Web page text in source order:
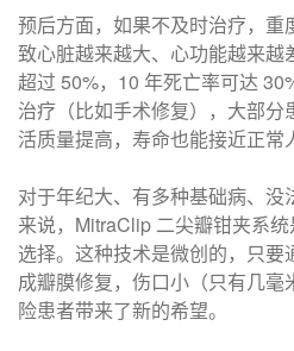
预后方面，如果不及时治疗，重
致心脏越来越大、心功能越来
超过 50%，10 年死亡率可达
治疗（比如手术修复），大部
活质量提高，寿命也能接近正常
对于年纪大、有多种基础病、
来说，MitraClip 二尖瓣钳夹系
选择。这种技术是微创的，只
成瓣膜修复，伤口小（只有几
险患者带来了新的希望。